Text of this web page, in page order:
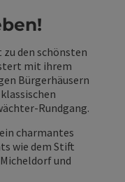
den schönsten
mit ihrem
Bürgerhäusern
Rundgang.
charmantes
wie dem Stift
und